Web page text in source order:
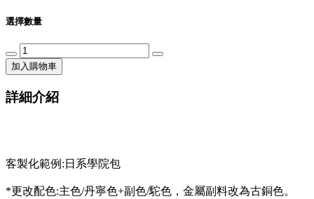
選擇數量
加入購物車
詳細介紹
客製化範例:日系學院包
*更改配色:主色/丹寧色+副色/駝色，金屬副料改為古銅色。